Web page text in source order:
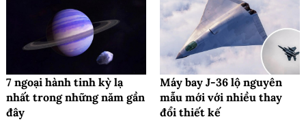
7 ngoại hành tinh kỳ lạ
nhất trong những năm gần
đây
Máy bay J-36 lộ nguyên
mẫu mới với nhiều thay
đổi thiết kế